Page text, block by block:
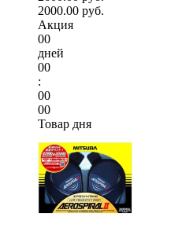
2000.00 руб.
Акция
00
дней
00
:
00
00
Товар дня